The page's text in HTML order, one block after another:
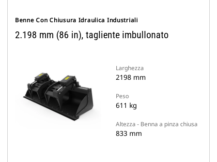
Benne Con Chiusura Idraulica Industriali
2.198 mm (86 in), tagliente imbullonato
Larghezza
2198 mm
Peso
611 kg
Altezza - Benna a pinza chiusa
833 mm